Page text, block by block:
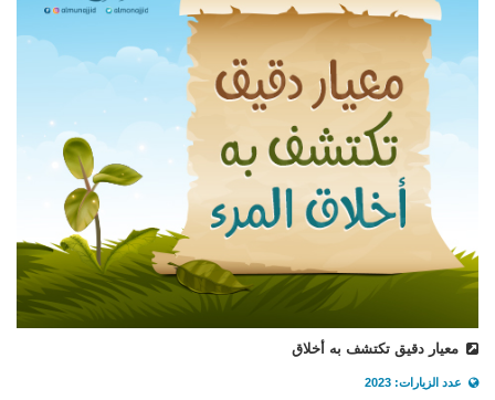
معيار دقيق تكتشف به أخلاق
عدد الزيارات: 2023